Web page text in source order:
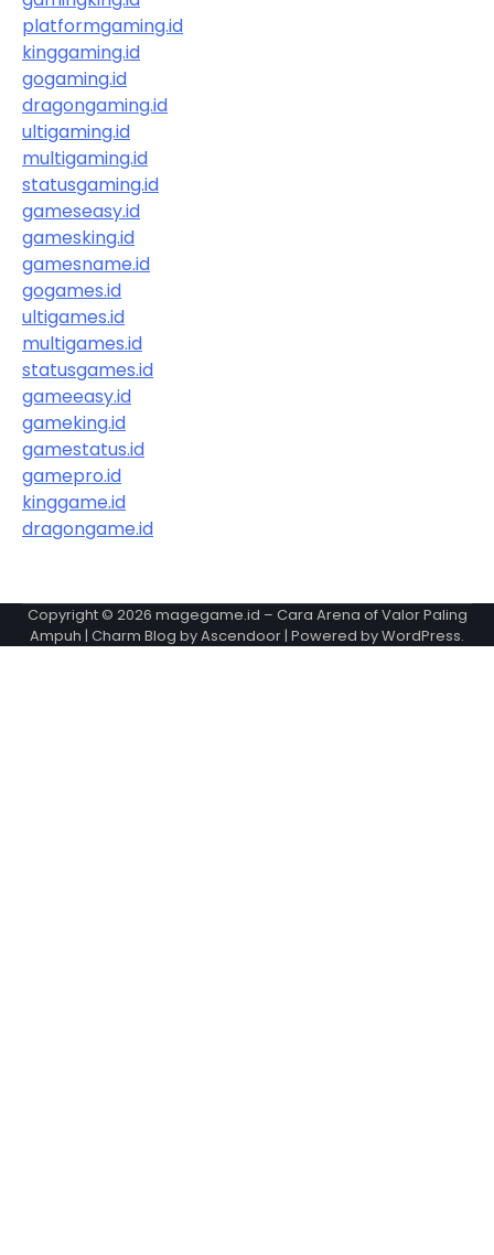
platformgaming.id
kinggaming.id
gogaming.id
dragongaming.id
ultigaming.id
multigaming.id
statusgaming.id
gameseasy.id
gamesking.id
gamesname.id
gogames.id
ultigames.id
multigames.id
statusgames.id
gameeasy.id
gameking.id
gamestatus.id
gamepro.id
kinggame.id
dragongame.id
Copyright © 2026 magegame.id – Cara Arena of Valor Paling
Ampuh | Charm Blog byAscendoor| Powered byWordPress.